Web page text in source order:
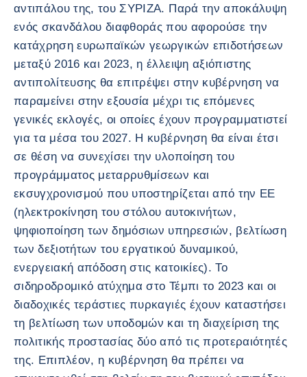
αντιπάλου της, του ΣΥΡΙΖΑ. Παρά την αποκάλυψη
ενός σκανδάλου διαφθοράς που αφορούσε την
κατάχρηση ευρωπαϊκών γεωργικών επιδοτήσεων
μεταξύ 2016 και 2023, η έλλειψη αξιόπιστης
αντιπολίτευσης θα επιτρέψει στην κυβέρνηση να
παραμείνει στην εξουσία μέχρι τις επόμενες
γενικές εκλογές, οι οποίες έχουν προγραμματιστεί
για τα μέσα του 2027. Η κυβέρνηση θα είναι έτσι
σε θέση να συνεχίσει την υλοποίηση του
προγράμματος μεταρρυθμίσεων και
εκσυγχρονισμού που υποστηρίζεται από την ΕΕ
(ηλεκτροκίνηση του στόλου αυτοκινήτων,
ψηφιοποίηση των δημόσιων υπηρεσιών, βελτίωση
των δεξιοτήτων του εργατικού δυναμικού,
ενεργειακή απόδοση στις κατοικίες). Το
σιδηροδρομικό ατύχημα στο Τέμπι το 2023 και οι
διαδοχικές τεράστιες πυρκαγιές έχουν καταστήσει
τη βελτίωση των υποδομών και τη διαχείριση της
πολιτικής προστασίας δύο από τις προτεραιότητές
της. Επιπλέον, η κυβέρνηση θα πρέπει να